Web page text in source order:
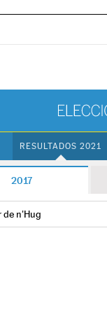
RESULTADOS 2021
2017
de n'Hug